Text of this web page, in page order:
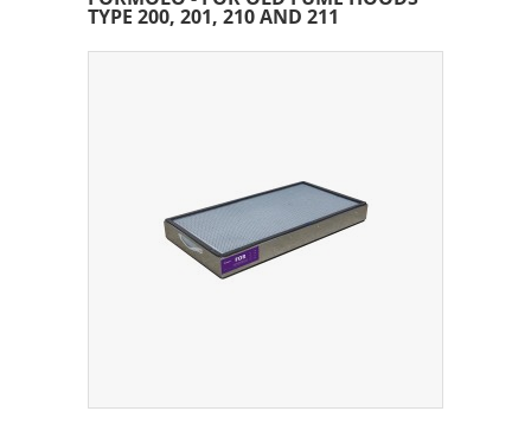
TYPE 200, 201, 210 AND 211